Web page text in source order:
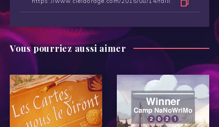
Vous pourriez aussi aimer